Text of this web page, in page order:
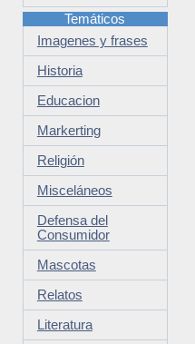
Temáticos
Imagenes y frases
Historia
Educacion
Markerting
Religión
Misceláneos
Defensa del
Consumidor
Mascotas
Relatos
Literatura